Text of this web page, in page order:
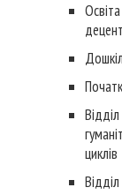
циклів